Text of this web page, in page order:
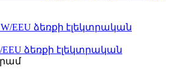
EEU ձեռքի էլեկտրական